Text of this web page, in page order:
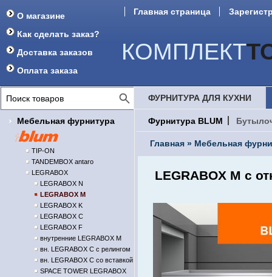
О магазине
Как сделать заказ?
Доставка заказов
Оплата заказа
Главная страница
КОМПЛЕКТ
Мебельная фурнитура
TIP-ON
TANDEMBOX antaro
LEGRABOX
LEGRABOX N
LEGRABOX M
LEGRABOX K
LEGRABOX C
LEGRABOX F
внутренние LEGRABOX M
вн. LEGRABOX C с релингом
вн. LEGRABOX C со вставкой
SPACE TOWER LEGRABOX
ФУРНИТУРА ДЛЯ КУХНИ
Фурнитура BLUM
Главная » Мебельная
LEGRABOX M с